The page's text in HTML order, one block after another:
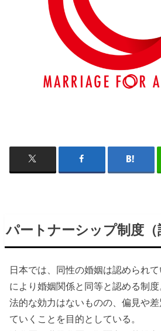
パートナーシップ制度
日本では、同性の婚姻は認められ
により婚姻関係と同等と認める制度
法的な効力はないものの、偏見や
ていくことを目的としている。